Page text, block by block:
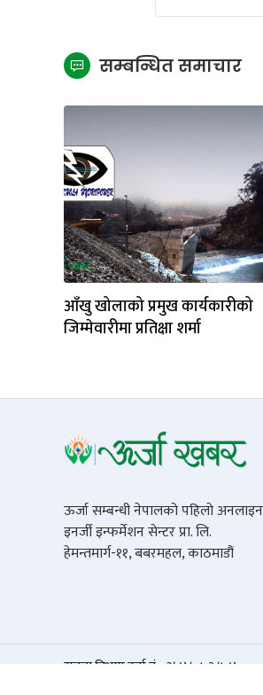
सम्बन्धित समाचार
आँखु खोलाको प्रमुख कार्यकारीको
जिम्मेवारीमा प्रतिक्षा शर्मा
ऊर्जा सम्बन्धी नेपालको पहिलो अनलाइन
इनर्जी इन्फर्मेशन सेन्टर प्रा. लि.
हेमन्तमार्ग-११, बबरमहल, काठमाडौं
सूचना विभाग दर्ता नं. : २५४/०७३/७४